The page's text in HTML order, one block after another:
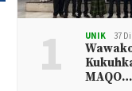
1 UNIK 37
MAQO…